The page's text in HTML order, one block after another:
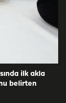
ilk akla
belirten